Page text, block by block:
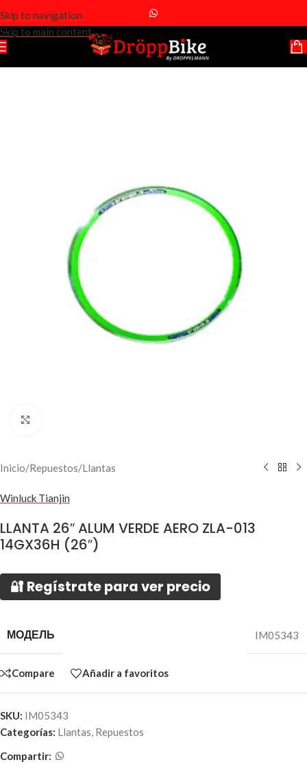
Skip to navigation
Skip to main content
Inicio/Repuestos/Llantas
Winluck Tianjin
LLANTA 26″ ALUM VERDE AERO ZLA-013
14GX36H (26″)
🔐 Regístrate para ver precio
МОДЕЛЬ IM05343
Compare Añadir a favoritos
SKU: IM05343
Categorías: Llantas, Repuestos
Compartir: